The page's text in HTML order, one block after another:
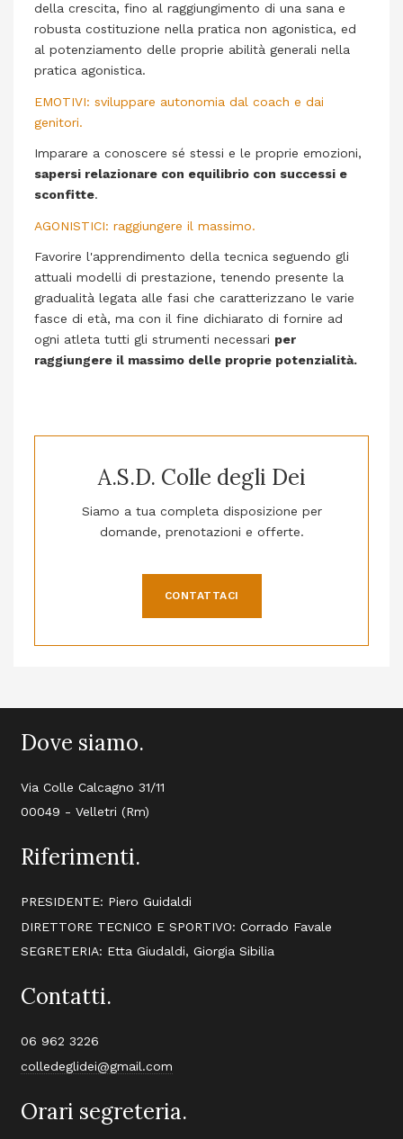
della crescita, fino al raggiungimento di una sana e
robusta costituzione nella pratica non agonistica, ed
al potenziamento delle proprie abilità generali nella
pratica agonistica.
EMOTIVI: sviluppare autonomia dal coach e dai
genitori.
Imparare a conoscere sé stessi e le proprie emozioni,
sapersi relazionare con equilibrio con successi e
sconfitte.
AGONISTICI: raggiungere il massimo.
Favorire l'apprendimento della tecnica seguendo gli
attuali modelli di prestazione, tenendo presente la
gradualità legata alle fasi che caratterizzano le varie
fasce di età, ma con il fine dichiarato di fornire ad
ogni atleta tutti gli strumenti necessari per
raggiungere il massimo delle proprie potenzialità.
A.S.D. Colle degli Dei
Siamo a tua completa disposizione per
domande, prenotazioni e offerte.
CONTATTACI
Dove siamo.
Via Colle Calcagno 31/11
00049 - Velletri (Rm)
Riferimenti.
PRESIDENTE: Piero Guidaldi
DIRETTORE TECNICO E SPORTIVO: Corrado Favale
SEGRETERIA: Etta Giudaldi, Giorgia Sibilia
Contatti.
06 962 3226
colledeglidei@gmail.com
Orari segreteria.